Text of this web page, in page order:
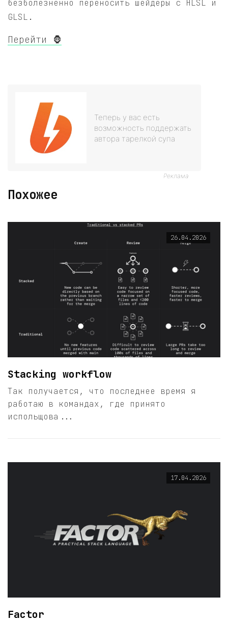
безболезненно переносить шейдеры с HLSL и
GLSL.
Перейти 🦍
Теперь у вас есть
возможность поддержать
автора тарелкой супа
Реклама
Похожее
26.04.2026
Stacking workflow
Так получается, что последнее время я
работаю в командах, где принято
испольщова...
17.04.2026
Factor